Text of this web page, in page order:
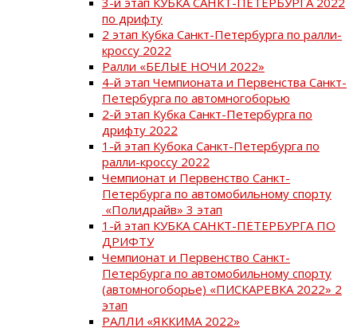
по дрифту
2 этап Кубка Санкт-Петербурга по ралли-
кроссу 2022
Ралли «БЕЛЫЕ НОЧИ 2022»
4-й этап Чемпионата и Первенства Санкт-
Петербурга по автомногоборью
2-й этап Кубка Санкт-Петербурга по
дрифту 2022
1-й этап Кубока Санкт-Петербурга по
ралли-кроссу 2022
Чемпионат и Первенство Санкт-
Петербурга по автомобильному спорту
«Полидрайв» 3 этап
1-й этап КУБКА САНКТ-ПЕТЕРБУРГА ПО
ДРИФТУ
Чемпионат и Первенство Санкт-
Петербурга по автомобильному спорту
(автомногоборье) «ПИСКАРЕВКА 2022» 2
этап
РАЛЛИ «ЯККИМА 2022»